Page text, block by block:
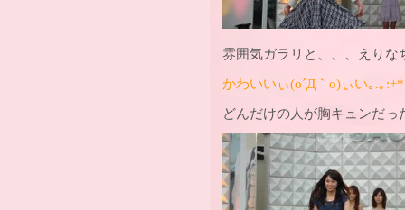
雰囲気ガラリと、、、えりな
かわいいぃ(o´Д｀o)ぃい｡.｡:+*
どんだけの人が胸キュンだっ